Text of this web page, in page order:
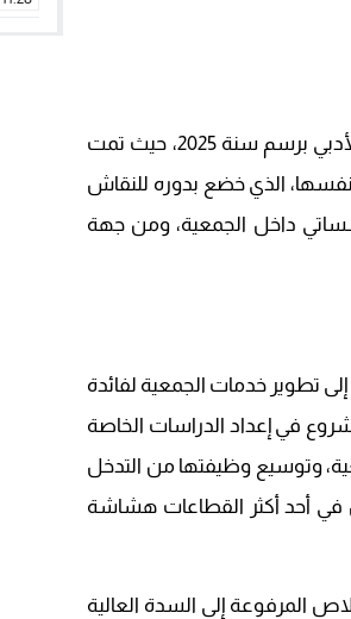
بعد ذلك، قدم التامي العيساوي، المدير العام للجمعية، التقرير الأدبي برسم سنة 2025، حيث تمت
نفسها، الذي خضع بدوره للنقاش
داخل الجمعية، ومن جهة
تطوير خدمات الجمعية لفائدة
في إعداد الدراسات الخاصة
وتوسيع وظيفتها من التدخل
في أحد أكثر القطاعات هشاشة
المرفوعة إلى السدة العالية